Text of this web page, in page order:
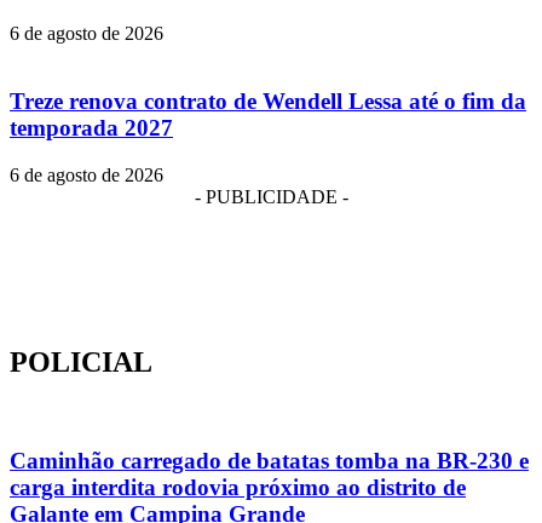
6 de agosto de 2026
Treze renova contrato de Wendell Lessa até o fim da
temporada 2027
6 de agosto de 2026
- PUBLICIDADE -
POLICIAL
Caminhão carregado de batatas tomba na BR-230 e
carga interdita rodovia próximo ao distrito de
Galante em Campina Grande